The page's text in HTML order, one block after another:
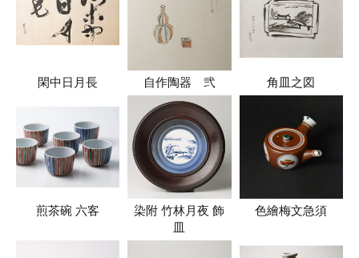
閑中日月長 自作陶器 弐 角皿之図
煎茶碗 六客
染附 竹林月夜 飾
皿
色繪梅文急須